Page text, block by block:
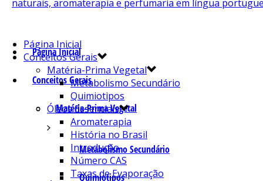
Página Inicial
Conceitos Gerais
Matéria-Prima Vegetal
Metabolismo Secundário
Quimiotipos
Página Inicial
Conceitos Gerais
Matéria-Prima Vegetal
Metabolismo Secundário
Quimiotipos
Óleos Essenciais
Aromaterapia
História no Brasil
Introdução
Número CAS
Taxas de Evaporação